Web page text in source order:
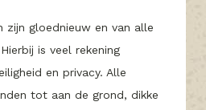
zijn gloednieuw en van alle
is veel rekening
en privacy. Alle
tot aan de grond, dikke